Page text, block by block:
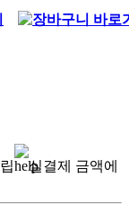
실결제 금액에